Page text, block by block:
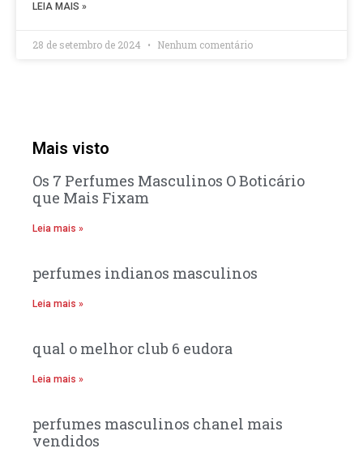
LEIA MAIS »
28 de setembro de 2024 Nenhum comentário
Mais visto
Os 7 Perfumes Masculinos O Boticário
que Mais Fixam
Leia mais »
perfumes indianos masculinos
Leia mais »
qual o melhor club 6 eudora
Leia mais »
perfumes masculinos chanel mais
vendidos